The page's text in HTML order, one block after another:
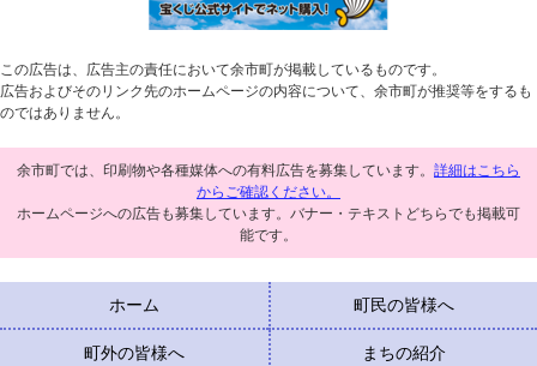
この広告は、広告主の責任において余市町が掲載しているものです。
広告およびそのリンク先のホームページの内容について、余市町が推奨等をするも
のではありません。
余市町では、印刷物や各種媒体への有料広告を募集しています。 詳細はこちら
からご確認ください。
ホームページへの広告も募集しています。バナー・テキストどちらでも掲載可
能です。
ホーム 町民の皆様へ
町外の皆様へ まちの紹介